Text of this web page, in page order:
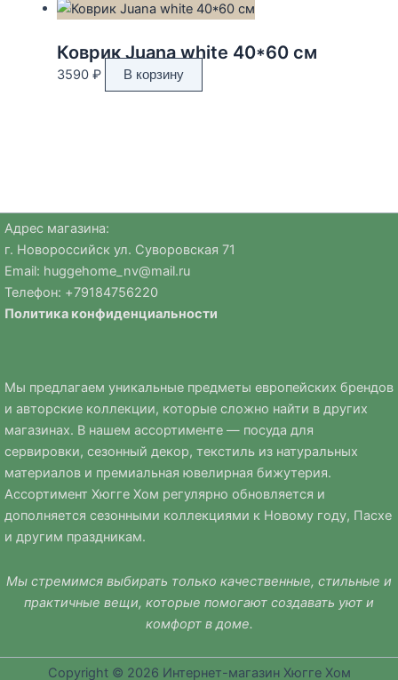
Коврик Juana white 40*60 см
3590 ₽ В корзину
Адрес магазина:
г. Новороссийск ул. Суворовская 71
Email: huggehome_nv@mail.ru
Телефон: +79184756220
Политика конфиденциальности
Мы предлагаем уникальные предметы европейских брендов
и авторские коллекции, которые сложно найти в других
магазинах. В нашем ассортименте — посуда для
сервировки, сезонный декор, текстиль из натуральных
материалов и премиальная ювелирная бижутерия.
Ассортимент Хюгге Хом регулярно обновляется и
дополняется сезонными коллекциями к Новому году, Пасхе
и другим праздникам.
Мы стремимся выбирать только качественные, стильные и
практичные вещи, которые помогают создавать уют и
комфорт в доме.
Copyright © 2026 Интернет-магазин Хюгге Хом